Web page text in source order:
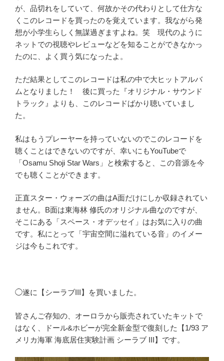
が、品切れをしていて、何故かその代わりとして仕方な
くこのレコードを買ったのを覚えています。我ながら発
想が小学生らしく無謀過ぎますよね。笑 現代のように
ネットでの視聴やレビューなどを知ることができなかっ
たのに、よく買う気になったよ。
ただ結果としてこのレコードは私の中で大ヒットアルバ
ムとなりました！ 後に買った『オリジナル・サウンド
トラック』よりも、このレコードばかり聴いていまし
た。
私はもうプレーヤーを持っていないのでこのレコードを
聴くことはできないのですが、幸いにもYouTubeで
「Osamu Shoji Star Wars」と検索すると、この音源を今
でも聴くことができます。
正直スター・ウォーズの曲はA面だけにしか収録されてい
ません。B面は東海林 修氏のオリジナル曲なのですが、
そこにある「スペース・オデッセイ」はお気に入りの曲
です。私にとって「宇宙空間に溢れている音」のイメー
ジは今もこれです。
◯遂に【シーラブIII】を買いました。
皆さんご存知の、オーロラから販売されていたキットで
はなく、ドール&ホビーが完全新金型で復刻した【1/93 ア
メリカ海軍 海底居住実験計画 シーラブ III】です。